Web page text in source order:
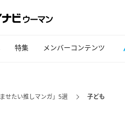
特集 メンバーコンテンツ
せたい推しマンガ」5選 子ども